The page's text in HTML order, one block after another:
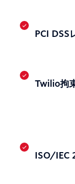
PCI DSS
Twilio拘
ISO/IEC